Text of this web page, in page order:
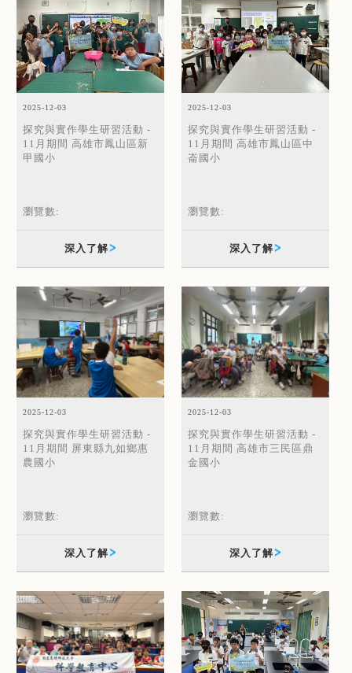
2025-12-03
探究與實作學生研習活動 -
11月期間 高雄市鳳山區新
甲國小
瀏覽數:
深入了解
2025-12-03
探究與實作學生研習活動 -
11月期間 高雄市鳳山區中
崙國小
瀏覽數:
深入了解
2025-12-03
探究與實作學生研習活動 -
11月期間 屏東縣九如鄉惠
農國小
瀏覽數:
深入了解
2025-12-03
探究與實作學生研習活動 -
11月期間 高雄市三民區鼎
金國小
瀏覽數:
深入了解